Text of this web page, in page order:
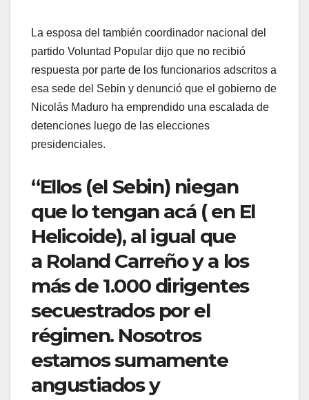
La esposa del también coordinador nacional del
partido Voluntad Popular dijo que no recibió
respuesta por parte de los funcionarios adscritos a
esa sede del Sebin y denunció que el gobierno de
Nicolás Maduro ha emprendido una escalada de
detenciones luego de las elecciones
presidenciales.
“Ellos (el Sebin) niegan
que lo tengan acá ( en El
Helicoide), al igual que
a Roland Carreño y a los
más de 1.000 dirigentes
secuestrados por el
régimen. Nosotros
estamos sumamente
angustiados y